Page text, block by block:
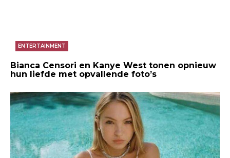
ENTERTAINMENT
Bianca Censori en Kanye West tonen opnieuw
hun liefde met opvallende foto’s